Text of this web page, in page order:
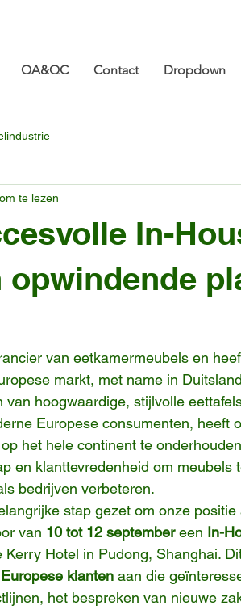
QA&QC Contact Dropdown
In-
opwindende
te lezen
van eetkamermeubels en
markt, met name in
hoogwaardige, stijlvolle
Europese consumenten, heeft
het hele continent te
en klanttevredenheid om meubels
bedrijven verbeteren.
stap gezet om onze
van 10 tot 12 september een In-
Hotel in Pudong, Shanghai.
klanten aan die
het bespreken van nieuwe